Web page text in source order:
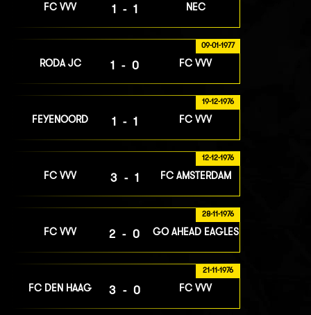
FC VVV 1-1 NEC
09-01-1977
RODA JC 1-0 FC VVV
19-12-1976
FEYENOORD 1-1 FC VVV
12-12-1976
FC VVV 3-1 FC AMSTERDAM
28-11-1976
FC VVV 2-0 GO AHEAD EAGLES
21-11-1976
FC DEN HAAG 3-0 FC VVV